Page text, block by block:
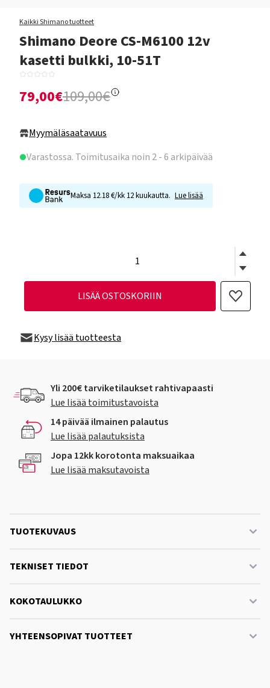
Kaikki Shimano tuotteet
Shimano Deore CS-M6100 12v
kasetti bulkki, 10-51T
79,00€109,00€
Myymäläsaatavuus
Varastossa. Toimitusaika noin 2 - 6 arkipäivää
Maksa 12.18 €/kk 12 kuukautta. Lue lisää
LISÄÄ OSTOSKORIIN
Kysy lisää tuotteesta
Yli 200€ tarviketilaukset rahtivapaasti
Lue lisää toimitustavoista
14 päivää ilmainen palautus
Lue lisää palautuksista
Jopa 12kk korotonta maksuaikaa
Lue lisää maksutavoista
TUOTEKUVAUS
TEKNISET TIEDOT
KOKOTAULUKKO
YHTEENSOPIVAT TUOTTEET